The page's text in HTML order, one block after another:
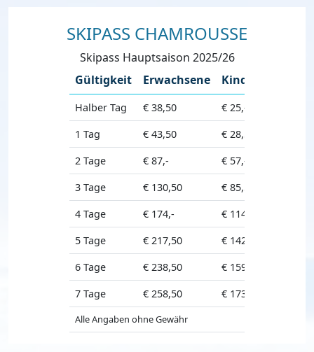
SKIPASS CHAMROUSSE
Skipass Hauptsaison 2025/26
Gültigkeit
Erwachsene Kinder
Halber Tag € 38,50 € 25,-
1 Tag
€ 43,50 € 28,50
2 Tage
€ 87,- € 57,-
3 Tage
€ 130,50 € 85,50
4 Tage
€ 174,- € 114,-
5 Tage
€ 217,50 € 142,50
6 Tage
€ 238,50 € 159,50
7 Tage
€ 258,50 € 173,-
Alle Angaben ohne Gewähr